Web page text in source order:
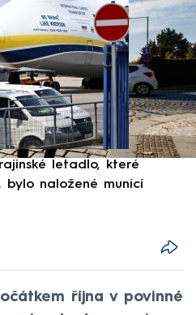
letadlo, které
bylo naložené municí
října v povinné